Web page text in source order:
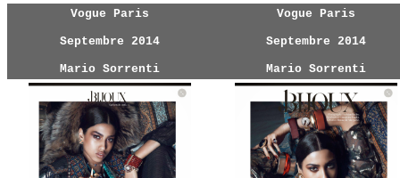
Vogue Paris
Septembre 2014
Mario Sorrenti
Vogue Paris
Septembre 2014
Mario Sorrenti